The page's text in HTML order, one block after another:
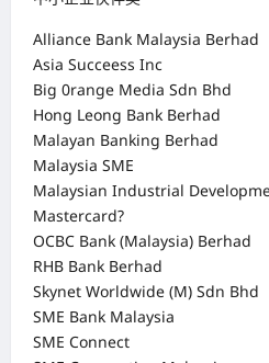
Alliance Bank Malaysia Berhad
Asia Succeess Inc
Big 0range Media Sdn Bhd
Hong Leong Bank Berhad
Malayan Banking Berhad
Malaysia SME
Malaysian Industrial
Mastercard?
OCBC Bank (Malaysia) Berhad
RHB Bank Berhad
Skynet Worldwide (M) Sdn Bhd
SME Bank Malaysia
SME Connect